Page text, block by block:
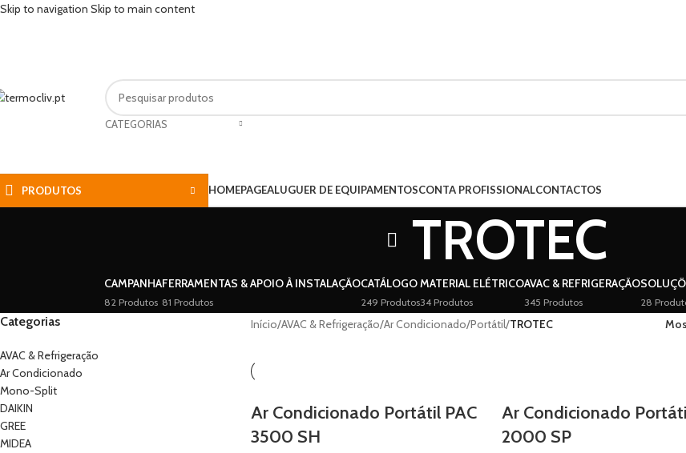
Skip to navigation Skip to main content
CATEGORIAS
PRODUTOS HOMEPAGEALUGUER DE EQUIPAMENTOSCONTA PROFISSIONALCONTACTOS
TROTEC
CAMPANHA
82 Produtos
FERRAMENTAS & APOIO À INSTALAÇÃO
81 Produtos
CATÁLOGO
249 Produtos
MATERIAL ELÉTRICO
34 Produtos
AVAC & REFRIGERAÇÃO
345 Produtos 28
Categorias
AVAC & Refrigeração
Ar Condicionado
Mono-Split
DAIKIN
GREE
MIDEA
Início/AVAC & Refrigeração/Ar Condicionado/Portátil/TROTEC
Ar Condicionado Portátil PAC
3500 SH
Ar Condicionado
2000 SP